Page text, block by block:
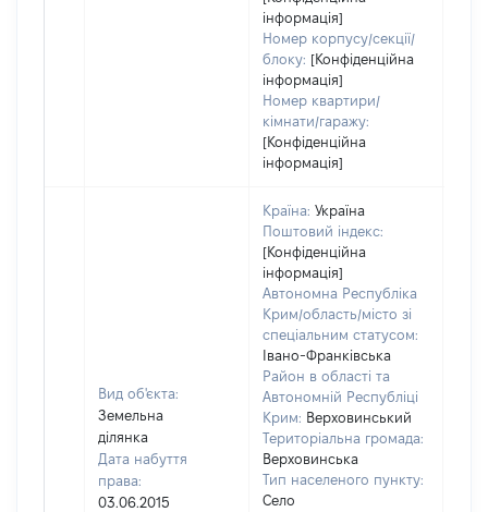
інформація]
Номер корпусу/секції/
блоку: [Конфіденційна
інформація]
Номер квартири/
кімнати/гаражу:
[Конфіденційна
інформація]
Вид об'єкта:
Земельна
ділянка
Дата набуття
права:
03.06.2015
Країна: Україна
Поштовий індекс:
[Конфіденційна
інформація]
Автономна Республіка
Крим/область/місто зі
спеціальним статусом:
Івано-Франківська
Район в області та
Автономній Республіці
Крим: Верховинський
Територіальна громада:
Верховинська
Тип населеного пункту:
Село